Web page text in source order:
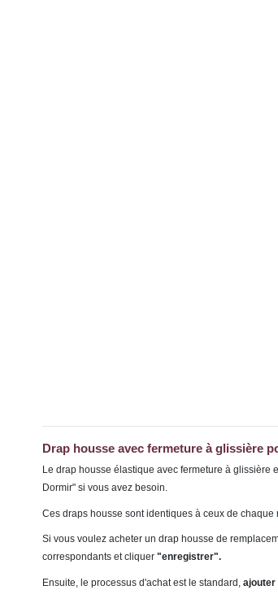
Drap housse avec fermeture à glissière
Le drap housse élastique avec fermeture à glissière
Dormir" si vous avez besoin.
Ces draps housse sont identiques à ceux de
Si vous voulez acheter un drap housse de
correspondants et cliquer "enregistrer".
Ensuite, le processus d'achat est le standard, ajouter